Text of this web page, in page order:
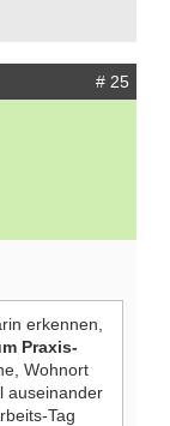
# 25
erkennen,
Praxis-
Wohnort
auseinander
Tag